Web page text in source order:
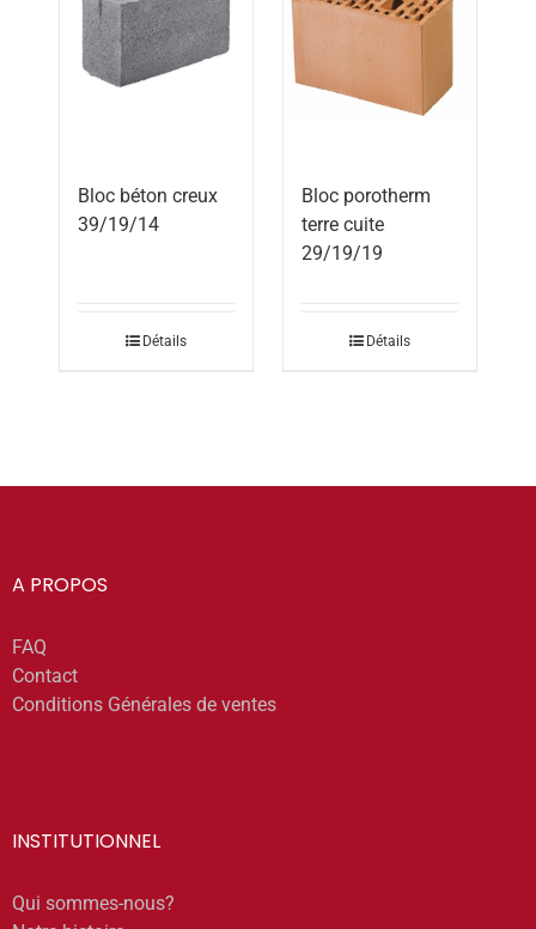
Bloc béton creux
39/19/14
Détails
Bloc porotherm
terre cuite
29/19/19
Détails
A PROPOS
FAQ
Contact
Conditions Générales de ventes
INSTITUTIONNEL
Qui sommes-nous?